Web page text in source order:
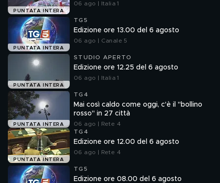
PUNTATA INTERA
06 ago | Italia 1
PUNTATA INTERA
TG5
Edizione ore 13.00 del 6 agosto
06 ago | Canale 5
PUNTATA INTERA
STUDIO APERTO
Edizione ore 12.25 del 6 agosto
06 ago | Italia 1
PUNTATA INTERA
TG4
Mai così caldo come oggi, c'è il "bollino
rosso" in 27 città
06 ago | Rete 4
PUNTATA INTERA
TG4
Edizione ore 12.00 del 6 agosto
06 ago | Rete 4
TG5
Edizione ore 08.00 del 6 agosto